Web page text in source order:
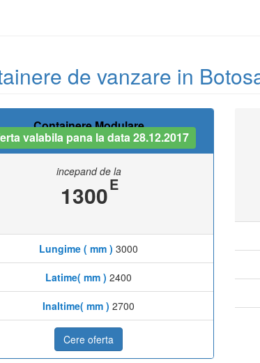
de vanzare in
Containere Modulare
valabila pana la data 28.12.2017
incepand de la
1300E
Lungime ( mm ) 3000
Latime( mm ) 2400
Inaltime( mm ) 2700
Cere oferta